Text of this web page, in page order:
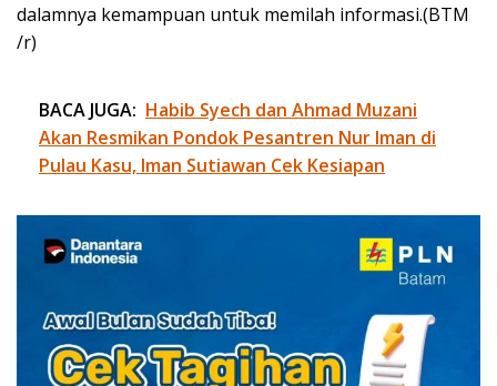
dalamnya kemampuan untuk memilah informasi.(BTM
/r)
BACA JUGA: Habib Syech dan Ahmad Muzani
Akan Resmikan Pondok Pesantren Nur Iman di
Pulau Kasu, Iman Sutiawan Cek Kesiapan